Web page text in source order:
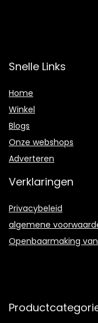
Snelle Links
Home
Winkel
Blogs
Onze webshops
Adverteren
Verklaringen
Privacybeleid
algemene
Openbaarmaking